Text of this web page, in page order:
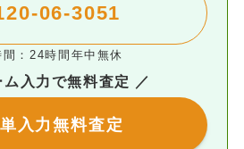
06-3051
間：24時間年中無休
ム入力で無料査定 ／
入力無料査定